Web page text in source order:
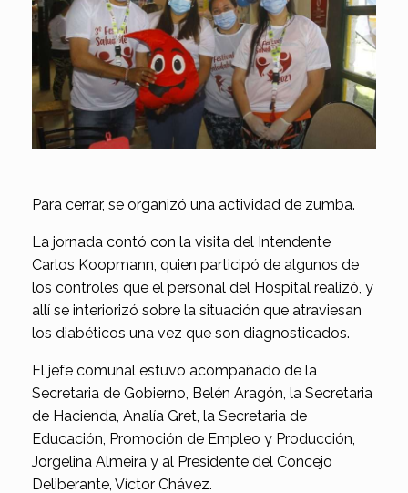
Para cerrar, se organizó una actividad de zumba.
La jornada contó con la visita del Intendente
Carlos Koopmann, quien participó de algunos de
los controles que el personal del Hospital realizó, y
allí se interiorizó sobre la situación que atraviesan
los diabéticos una vez que son diagnosticados.
El jefe comunal estuvo acompañado de la
Secretaria de Gobierno, Belén Aragón, la Secretaria
de Hacienda, Analía Gret, la Secretaria de
Educación, Promoción de Empleo y Producción,
Jorgelina Almeira y al Presidente del Concejo
Deliberante, Víctor Chávez.